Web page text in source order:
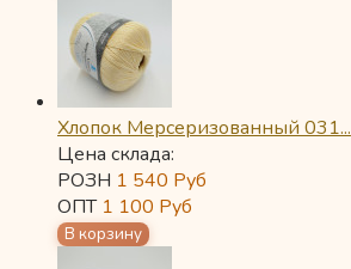
Хлопок Мерсеризованный 031...
Цена склада:
РОЗН 1 540 Руб
ОПТ 1 100 Руб